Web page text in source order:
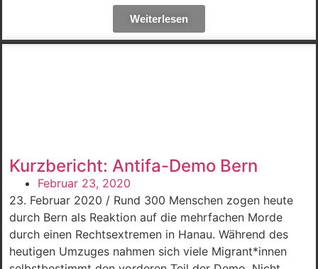
Weiterlesen
Kurzbericht: Antifa-Demo Bern
Februar 23, 2020
23. Februar 2020 / Rund 300 Menschen zogen heute
durch Bern als Reaktion auf die mehrfachen Morde
durch einen Rechtsextremen in Hanau. Während des
heutigen Umzuges nahmen sich viele Migrant*innen